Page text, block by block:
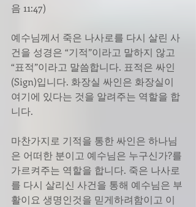
음 11:47)
예수님께서 죽은 나사로를 다시 살린 사
건을 성경은 “기적”이라고 말하지 않고
“표적”이라고 말씀합니다. 표적은 싸인
(Sign)입니다. 화장실 싸인은 화장실이
여기에 있다는 것을 알려주는 역할을 합
니다.
마찬가지로 기적을 통한 싸인은 하나님
은 어떠한 분이고 예수님은 누구신가?를
가르켜주는 역할을 합니다. 죽은 나사로
를 다시 살리신 사건을 통해 예수님은 부
활이요 생명인것을 믿게하려함이고 이